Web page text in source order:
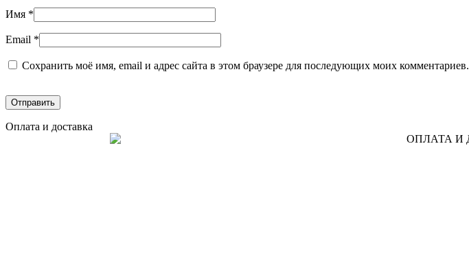
Имя *
Email *
Сохранить моё имя, email и адрес сайта в этом браузере для последующих моих комментариев.
Оплата и доставка